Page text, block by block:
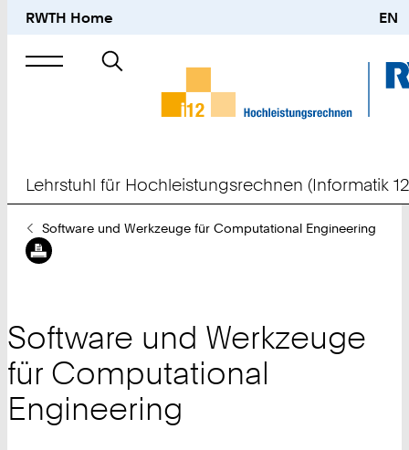
RWTH Home EN
Suche
nach
Lehrstuhl für Hochleistungsrechnen (Informatik
Sie
sind
hier:
Software und Werkzeuge für Computational Engineering
Software und Werkzeuge
für Computational
Engineering